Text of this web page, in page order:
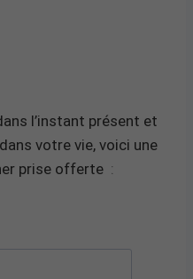
l’instant présent et
votre vie, voici une
prise offerte :